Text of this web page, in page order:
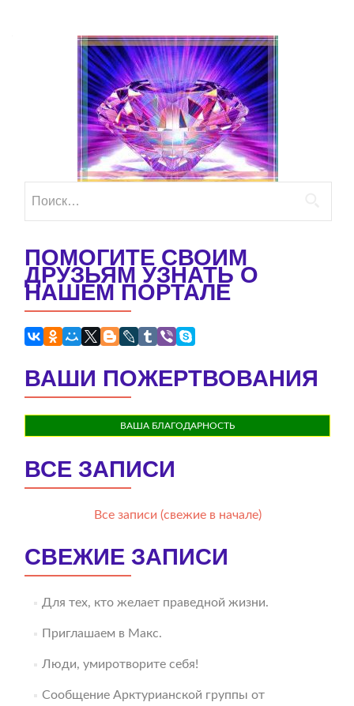
ПОМОГИТЕ СВОИМ
ДРУЗЬЯМ УЗНАТЬ О
НАШЕМ ПОРТАЛЕ
ВАШИ ПОЖЕРТВОВАНИЯ
ВАША БЛАГОДАРНОСТЬ
ВСЕ ЗАПИСИ
Все записи (свежие в начале)
СВЕЖИЕ ЗАПИСИ
Для тех, кто желает праведной жизни.
Приглашаем в Макс.
Люди, умиротворите себя!
Сообщение Арктурианской группы от